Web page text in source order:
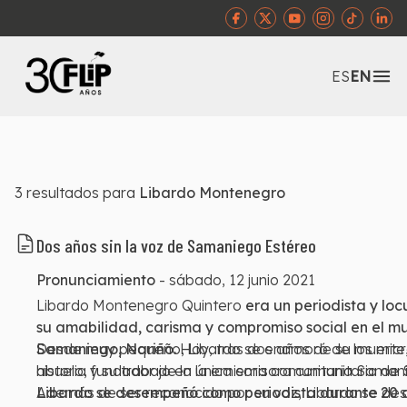
ESEN
3 resultados para Libardo Montenegro
Dos años sin la voz de Samaniego Estéreo
Pronunciamiento - sábado, 12 junio 2021
Libardo Montenegro Quintero era un periodista y
su amabilidad, carisma y compromiso social en el
Samaniego, Nariño.Hoy, tras dos años de su
historia y su trabajo en la emisora comunitaria
Desde muy pequeño, Libardo se enamoró de los
abuelo, fundador de la única emisora comunitaria de
Libardo se desempeñó como periodista durante 20
Además de ser reconocido por su voz, Libardo se